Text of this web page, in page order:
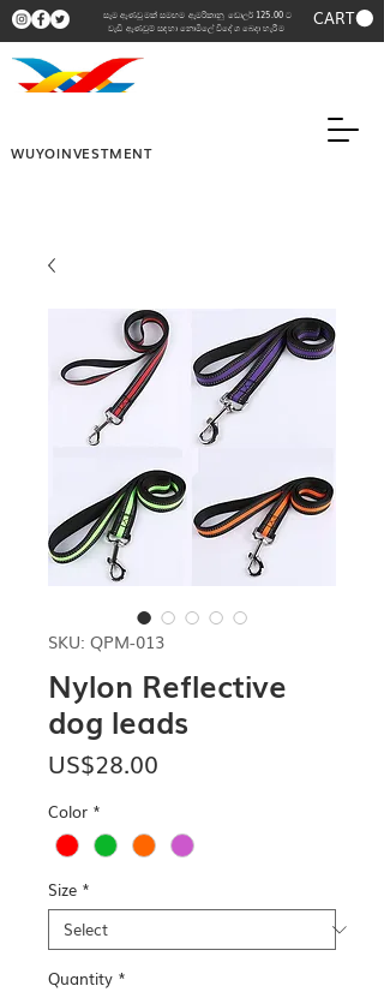
සෑම ඇණවුමක් සමඟම ඇමරිකානු ඩොලර් 125.00 ට
වැඩි ඇණවුම් සඳහා නොමිලේ විදේශ බෙදා හැරීම
CART
WUYOINVESTMENT
SKU: QPM-013
Nylon Reflective
dog leads
US$28.00
Color *
Size *
Quantity *